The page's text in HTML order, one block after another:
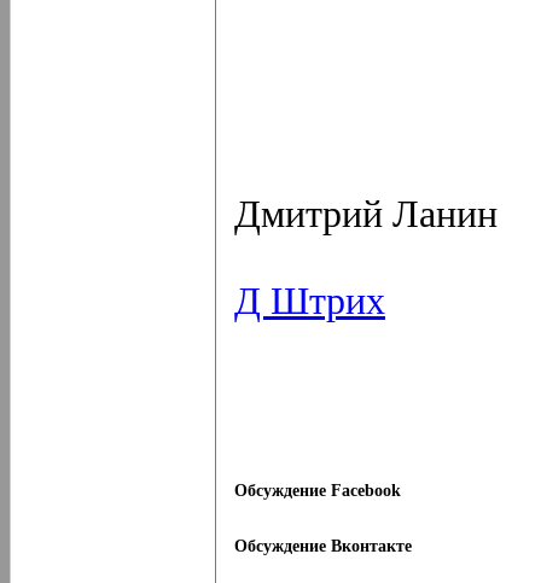
Дмитрий Ланин
Д Штрих
Обсуждение Facebook
Обсуждение Вконтакте